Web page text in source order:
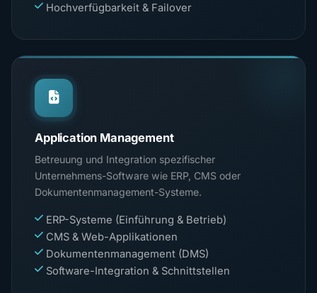
Hochverfügbarkeit & Failover
Application Management
Betreuung und Integration spezifischer
Unternehmens-Software wie ERP, CMS oder
Dokumentenmanagement-Systeme.
ERP-Systeme (Einführung & Betrieb)
CMS & Web-Applikationen
Dokumentenmanagement (DMS)
Software-Integration & Schnittstellen